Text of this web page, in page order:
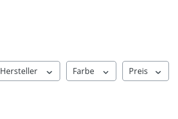
Hersteller Farbe Preis